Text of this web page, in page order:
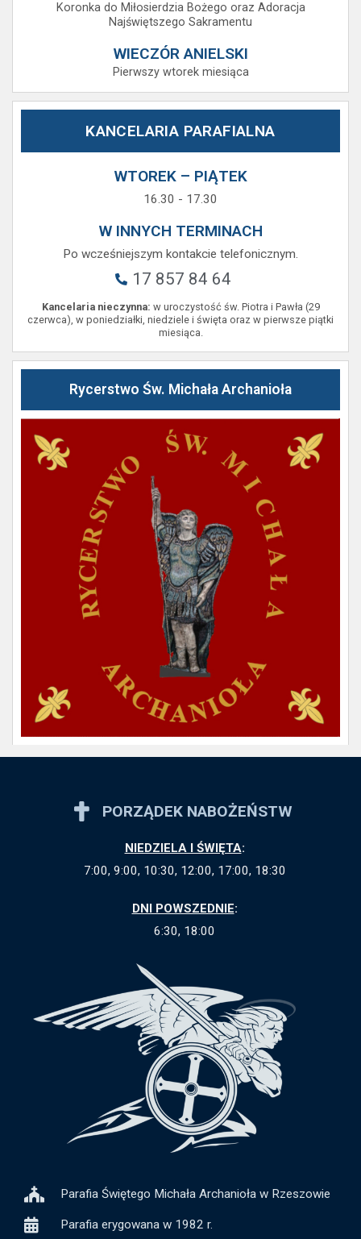
Koronka do Miłosierdzia Bożego oraz Adoracja
Najświętszego Sakramentu
WIECZÓR ANIELSKI
Pierwszy wtorek miesiąca
KANCELARIA PARAFIALNA
WTOREK – PIĄTEK
16.30 - 17.30
W INNYCH TERMINACH
Po wcześniejszym kontakcie telefonicznym.
17 857 84 64
Kancelaria nieczynna: w uroczystość św. Piotra i Pawła (29
czerwca), w poniedziałki, niedziele i święta oraz w pierwsze piątki
miesiąca.
Rycerstwo Św. Michała Archanioła
Parafia Świętego Michała Archanioła w Rzeszowie
Parafia erygowana w 1982 r.
PORZĄDEK NABOŻEŃSTW
NIEDZIELA I ŚWIĘTA:
7:00, 9:00, 10:30, 12:00, 17:00, 18:30
DNI POWSZEDNIE:
6:30, 18:00